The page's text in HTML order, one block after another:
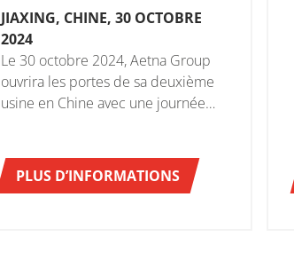
JIAXING, CHINE, 30 OCTOBRE
2024
Le 30 octobre 2024, Aetna Group
ouvrira les portes de sa deuxième
usine en Chine avec une journée
internationaux.
PLUS D’INFORMATIONS